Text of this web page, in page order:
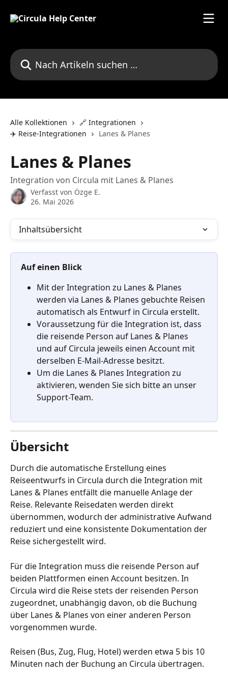
Nach Artikeln suchen …
Alle Kollektionen
🔗 Integrationen
✈️ Reise-Integrationen
Lanes & Planes
Lanes & Planes
Integration von Circula mit Lanes & Planes
Verfasst von Özge E.
26. Mai 2026
Inhaltsübersicht
Auf einen Blick
Mit der Integration zu Lanes & Planes
werden via Lanes & Planes gebuchte Reisen
automatisch als Entwurf in Circula erstellt.
Voraussetzung für die Integration ist, dass
die reisende Person auf Lanes & Planes
und auf Circula jeweils einen Account mit
derselben E-Mail-Adresse besitzt.
Um die Lanes & Planes Integration zu
aktivieren, wenden Sie sich bitte an unser
Support-Team.
Übersicht
Durch die automatische Erstellung eines
Reiseentwurfs in Circula durch die Integration mit
Lanes & Planes entfällt die manuelle Anlage der
Reise. Relevante Reisedaten werden direkt
übernommen, wodurch der administrative Aufwand
reduziert und eine konsistente Dokumentation der
Reise sichergestellt wird.
Für die Integration muss die reisende Person auf
beiden Plattformen einen Account besitzen. In
Circula wird die Reise stets der reisenden Person
zugeordnet, unabhängig davon, ob die Buchung
über Lanes & Planes von einer anderen Person
vorgenommen wurde.
Reisen (Bus, Zug, Flug, Hotel) werden etwa 5 bis 10
Minuten nach der Buchung an Circula übertragen.